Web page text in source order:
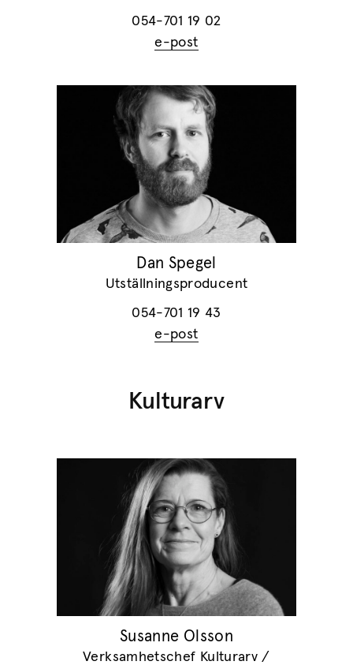
054-701 19 02
e-post
Dan Spegel
Utställningsproducent
054-701 19 43
e-post
Kulturarv
Susanne Olsson
Verksamhetschef Kulturarv /